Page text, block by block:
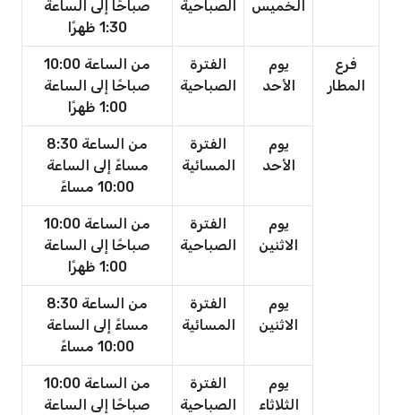
الخميس الصباحية
صباحًا إلى الساعة
1:30 ظهرًا
فرع
المطار
يوم
الأحد
الفترة
الصباحية
من الساعة 10:00
صباحًا إلى الساعة
1:00 ظهرًا
يوم
الأحد
الفترة
المسائية
من الساعة 8:30
مساءً إلى الساعة
10:00 مساءً
يوم
الاثنين
الفترة
الصباحية
من الساعة 10:00
صباحًا إلى الساعة
1:00 ظهرًا
يوم
الاثنين
الفترة
المسائية
من الساعة 8:30
مساءً إلى الساعة
10:00 مساءً
يوم
الثلاثاء
الفترة
الصباحية
من الساعة 10:00
صباحًا إلى الساعة